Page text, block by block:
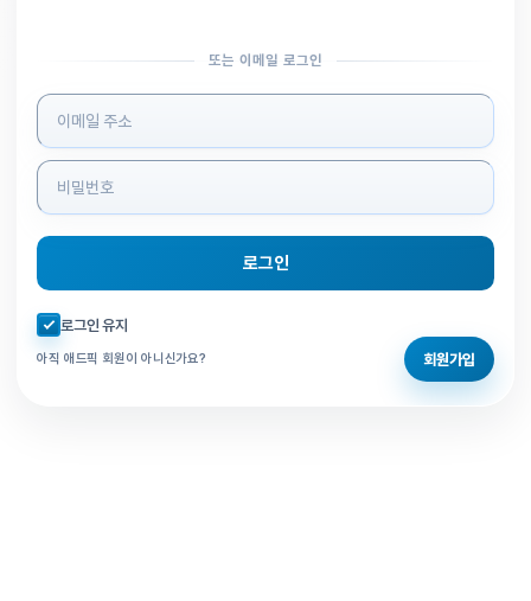
또는 이메일 로그인
로그인 정보 입력
로그인
자동로그인 체크
로그인 유지
아직 애드픽 회원이 아니신가요? 회원가입